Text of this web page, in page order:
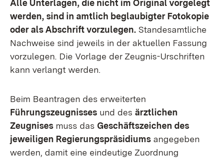
Alle Unterlagen, die nicht im Original vorgelegt
werden, sind in amtlich beglaubigter Fotokopie
oder als Abschrift vorzulegen. Standesamtliche
Nachweise sind jeweils in der aktuellen Fassung
vorzulegen. Die Vorlage der Zeugnis-Urschriften
kann verlangt werden.
Beim Beantragen des erweiterten
Führungszeugnisses und des ärztlichen
Zeugnises muss das Geschäftszeichen des
jeweiligen Regierungspräsidiums angegeben
werden, damit eine eindeutige Zuordnung